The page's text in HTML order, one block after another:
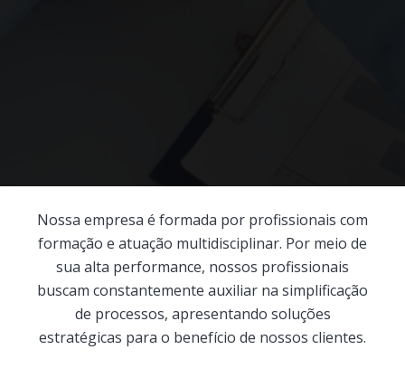
Nossa empresa é formada por profissionais com
formação e atuação multidisciplinar. Por meio de
sua alta performance, nossos profissionais
buscam constantemente auxiliar na simplificação
de processos, apresentando soluções
estratégicas para o benefício de nossos clientes.